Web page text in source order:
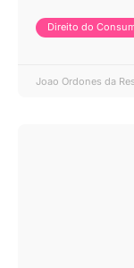
Direito do
Joao Ordones da